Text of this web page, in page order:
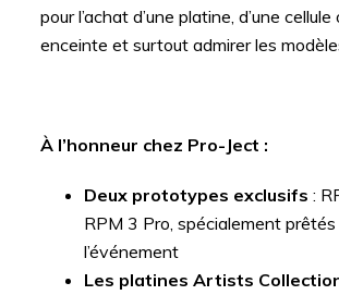
pour l’achat d’une platine, d’une cellule
enceinte et surtout admirer les
À l’honneur chez Pro-Ject :
Deux prototypes exclusifs :
RPM 3 Pro, spécialement
l’événement
Les platines Artists